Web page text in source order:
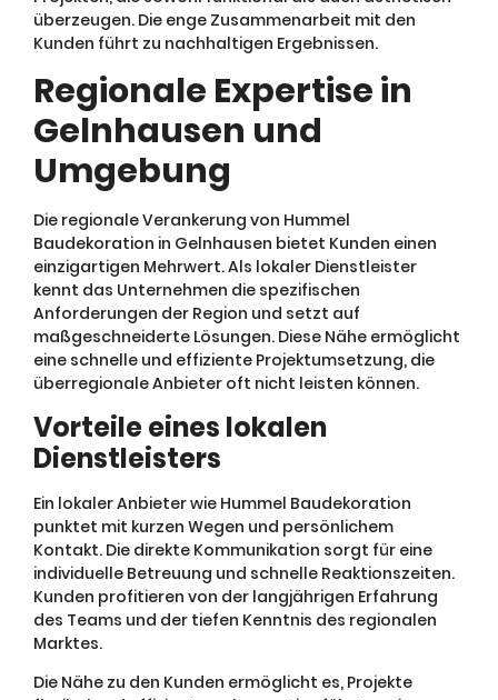
überzeugen. Die enge Zusammenarbeit mit den
Kunden führt zu nachhaltigen Ergebnissen.
Regionale Expertise in
Gelnhausen und
Umgebung
Die regionale Verankerung von Hummel
Baudekoration in Gelnhausen bietet Kunden einen
einzigartigen Mehrwert. Als lokaler Dienstleister
kennt das Unternehmen die spezifischen
Anforderungen der Region und setzt auf
maßgeschneiderte Lösungen. Diese Nähe ermöglicht
eine schnelle und effiziente Projektumsetzung, die
überregionale Anbieter oft nicht leisten können.
Vorteile eines lokalen
Dienstleisters
Ein lokaler Anbieter wie Hummel Baudekoration
punktet mit kurzen Wegen und persönlichem
Kontakt. Die direkte Kommunikation sorgt für eine
individuelle Betreuung und schnelle Reaktionszeiten.
Kunden profitieren von der langjährigen Erfahrung
des Teams und der tiefen Kenntnis des regionalen
Marktes.
Die Nähe zu den Kunden ermöglicht es, Projekte